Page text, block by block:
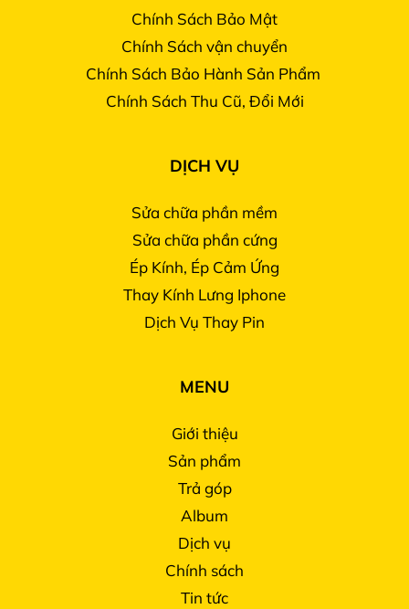
Chính Sách Bảo Mật
Chính Sách vận chuyển
Chính Sách Bảo Hành Sản Phẩm
Chính Sách Thu Cũ, Đổi Mới
DỊCH VỤ
Sửa chữa phần mềm
Sửa chữa phần cứng
Ép Kính, Ép Cảm Ứng
Thay Kính Lưng Iphone
Dịch Vụ Thay Pin
MENU
Giới thiệu
Sản phẩm
Trả góp
Album
Dịch vụ
Chính sách
Tin tức